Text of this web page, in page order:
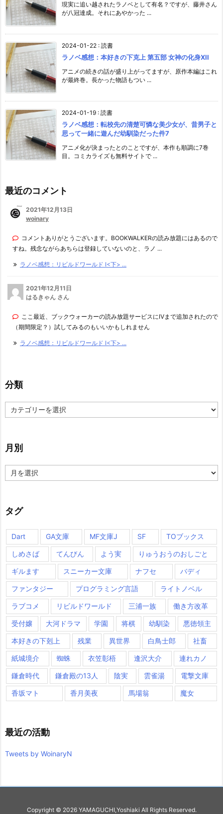
現実に追い越されたラノベとして有名？ですが、藤井さん
が八冠達成。それにあやかった ...
2024-01-22 : 読書
ラノベ感想：本好きの下克上 第五部 女神の化身XII
アニメの続きの話が盛り上がってますが、原作本編はこれ
が最終巻。長かった物語もつい ...
2024-01-19 : 読書
ラノベ感想：転校先の清楚可憐な美少女が、昔男子と
思って一緒に遊んだ幼馴染だった件7
アニメ化が決まったとのことですが、本作も順調に7巻
目。コミカライズも無料サイトで ...
最近のコメント
2021年12月13日
woinary
コメントありがとうございます。BOOKWALKERの読み放題にはあるので
すね。残念ながらあちらは登録していないのと、ラノ ...
ラノベ感想：リビルドワールド I<下> ...
2021年12月11日
はるきゃん さん
ここ最近、ブックウォーカーの読み放題サービスにⅣまで追加されたので
（期間限定？）試してみるのもいいかもしれません
ラノベ感想：リビルドワールド I<下> ...
分類
類
月別
別
タグ
Dart GA文庫 MF文庫J SF TOブックス
しめさば てんびん よう実 りゅうおうのおしごと
ギルます スニーカー文庫 ナフセ バディ
ファンタジー プログラミング言語 ライトノベル
ラブコメ リビルドワールド 三浦一族 働き方改革
受付嬢 大河ドラマ 学園 将棋 幼馴染 悪徳領主
本好きの下剋上 残業 異世界 白鳥士郎 社畜
紙城境介 蜘蛛 衣笠彰梧 逢沢大介 連れカノ
鎌倉時代 鎌倉殿の13人 陰実 雲雀湯 電撃文庫
香坂マト 香月美夜 馬場翁 魔女
最近の活動
Tweets by WoinaryN
Copyright © 2026 YAMAGUCHI,Yoshiaki All Rights Reserved.